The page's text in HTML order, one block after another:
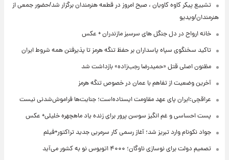
تشییع پیکر کاوه کاویان ، صبح امروز در قطعه هنرمندان برگزار شد/حضور جمعی از
هنرمندان/ویدیو
خانه ارواح در دل جنگل های سرسبز مازندران + عکس
تاکید سخنگوی سپاه پاسداران بر حفظ تنگه هرمز تا پذیرفتن همه شروط ایران
مظنون اصلی قتل «حمیدرضا رجب‌زاده» بازداشت شد
آخرین وضعیت از تفاهم با عمان در خصوص تنگه هرمز
عراقچی:ایران پای عهد مقاومت ایستاده‌است؛ جنایت‌ها فراموش‌شدنی نیست
پست احساسی و غم انگیز سوسن پرور برای زنده یاد ماهچهره خلیلی+ عکس
جواد نکونام وارد تبریز شد؛ آغاز رسمی کار سرمربی جدید تراکتور+فیلم
تصمیم دولت برای نوسازی ناوگان؛ ۴۰۰۰ اتوبوس نو به کشور می‌آید